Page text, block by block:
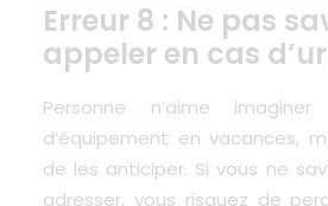
Erreur 8 : Ne pas
appeler en cas
Personne n’aime
d’équipement en vacances,
de les anticiper. Si vous ne
adresser, vous risquez de